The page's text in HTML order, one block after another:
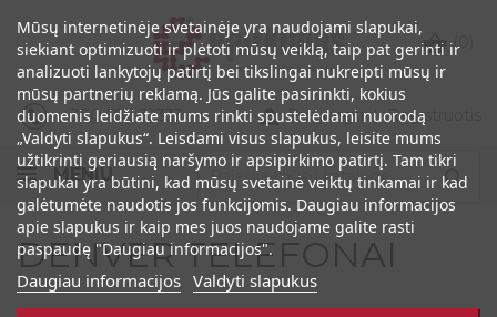
 (0)
+370 686 32333  Prisijungti|Registruotis
MENIU 
DENVER TELEFONAI
Mūsų internetinėje svetainėje yra naudojami slapukai,
siekiant optimizuoti ir plėtoti mūsų veiklą, taip pat gerinti ir
analizuoti lankytojų patirtį bei tikslingai nukreipti mūsų ir
mūsų partnerių reklamą. Jūs galite pasirinkti, kokius
duomenis leidžiate mums rinkti spustelėdami nuorodą
„Valdyti slapukus“. Leisdami visus slapukus, leisite mums
užtikrinti geriausią naršymo ir apsipirkimo patirtį. Tam tikri
slapukai yra būtini, kad mūsų svetainė veiktų tinkamai ir kad
galėtumėte naudotis jos funkcijomis. Daugiau informacijos
apie slapukus ir kaip mes juos naudojame galite rasti
paspaudę "Daugiau informacijos".
Daugiau informacijos Valdyti slapukus